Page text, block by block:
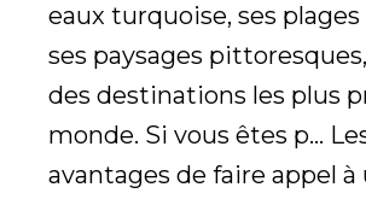
eaux turquoise, ses
ses paysages
des destinations les plus
monde. Si vous êtes p...
avantages de faire appel à